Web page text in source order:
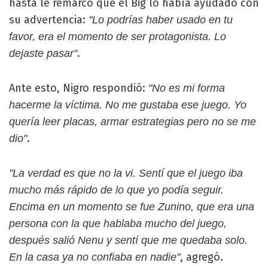
hasta le remarcó que el Big lo había ayudado con
su advertencia: "Lo podrías haber usado en tu
favor, era el momento de ser protagonista. Lo
dejaste pasar".
Ante esto, Nigro respondió: "No es mi forma
hacerme la víctima. No me gustaba ese juego. Yo
quería leer placas, armar estrategias pero no se me
dio".
"La verdad es que no la vi. Sentí que el juego iba
mucho más rápido de lo que yo podía seguir.
Encima en un momento se fue Zunino, que era una
persona con la que hablaba mucho del juego,
después salió Nenu y sentí que me quedaba solo.
En la casa ya no confiaba en nadie", agregó.